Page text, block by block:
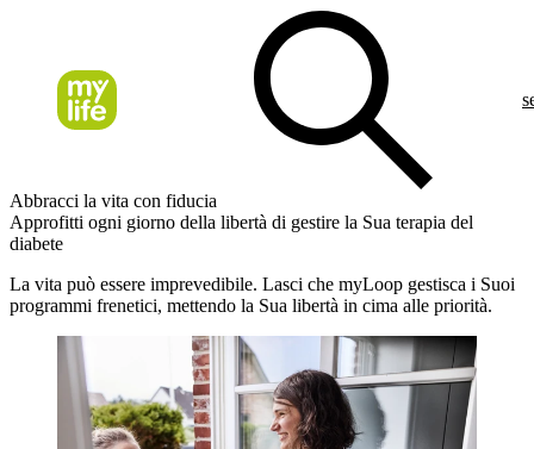
Abbracci la vita con fiducia
Approfitti ogni giorno della libertà di gestire la Sua terapia del
diabete
La vita può essere imprevedibile. Lasci che myLoop gestisca i Suoi
programmi frenetici, mettendo la Sua libertà in cima alle priorità.